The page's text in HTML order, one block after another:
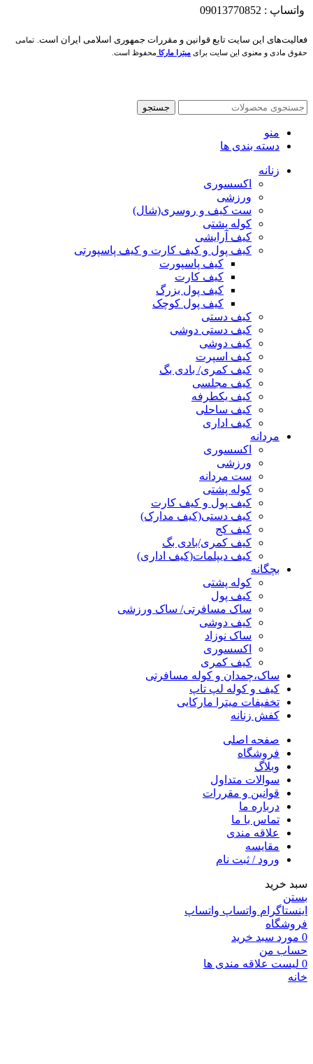
واتساپ : 09013770852
فعاليت‌های اين سايت تابع قوانين و مقررات جمهوری اسلامی ايران است. تمامی
حقوق مادی و معنوی این سایت برای میترا مارکا محفوظ است.
جستجو
منو
دسته بندی ها
زنانه
اکسسوری
ورزشی
ست کیف و روسری(شال)
کوله پشتی
کیف آرایشی
کیف پول و کیف کارت و کیف پاسپورتی
کیف پاسپورت
کیف کارت
کیف پول بزرگ
کیف پول کوچک
کیف دستی
کیف دستی دوشی
کیف دوشی
کیف اسپرت
کیف کمری/ بادی بگ
کیف مجلسی
کیف یکطرفه
کیف ساحلی
کیف اداری
مردانه
اکسسوری
ورزشی
ست مردانه
کوله پشتی
کیف پول و کیف کارت
کیف دستی(کیف مدارک)
کیف کج
کیف کمری/بادی بگ
کیف دیپلمات(کیف اداری)
بچگانه
کوله پشتی
کیف پول
ساک مسافرتی/ ساک ورزشی
کیف دوشی
ساک نوزاد
اکسسوری
کیف کمری
ساک،چمدان و کوله مسافرتی
کیف و کوله لپ تاپ
تخفیفات میترا مارکایی
کفش زنانه
صفحه اصلی
فروشگاه
وبلاگ
سوالات متداول
قوانین و مقررات
درباره ما
تماس با ما
علاقه مندی
مقايسه
ورود / ثبت نام
سبد خرید
بستن
اینستاگرام واتساپ واتساپ
فروشگاه
0 مورد سبد خرید
حساب من
0 لیست علاقه مندی ها
خانه